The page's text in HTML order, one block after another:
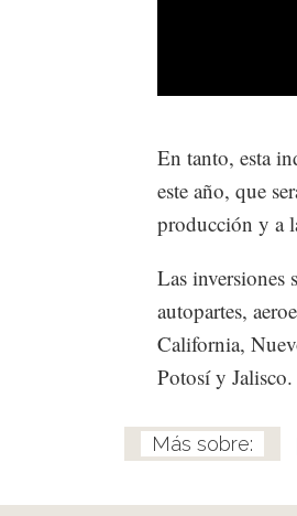
En tanto, esta
este año, que
producción y a
Las inversiones
autopartes,
California,
Potosí y Jalisco.